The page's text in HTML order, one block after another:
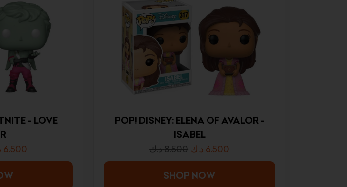
- LOVE
6.500
POP! DISNEY: ELENA OF AVALOR -
ISABEL
8.500د.ك 6.500 د.ك
SHOP NOW